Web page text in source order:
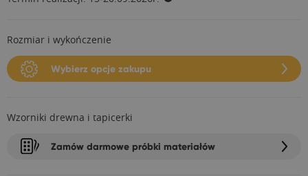
Rozmiar i wykończenie
Wybierz opcje zakupu
Wzorniki drewna i tapicerki
Zamów darmowe próbki materiałów